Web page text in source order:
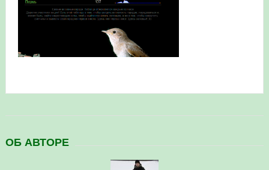
ОБ АВТОРЕ